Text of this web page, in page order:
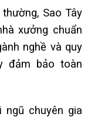
Sao Tây
xưởng chuẩn
nghề và quy
đảm bảo toàn
ngũ chuyên gia